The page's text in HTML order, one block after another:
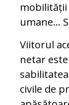
umane...
Viitorul
netar
ci­vile de